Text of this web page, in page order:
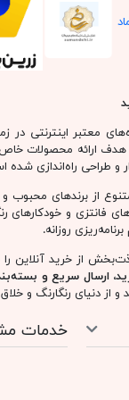
معتبر اینترنتی در
ارائه محصولات
و طراحی راه‌اندازی شده
از برندهای محبوب
فانتزی و خودکارهای
روزانه.
از خرید آنلاین را
ارسال سریع و
از دنیای رنگارنگ و
خدمات